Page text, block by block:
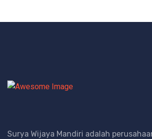
Surya Wijaya Mandiri adalah